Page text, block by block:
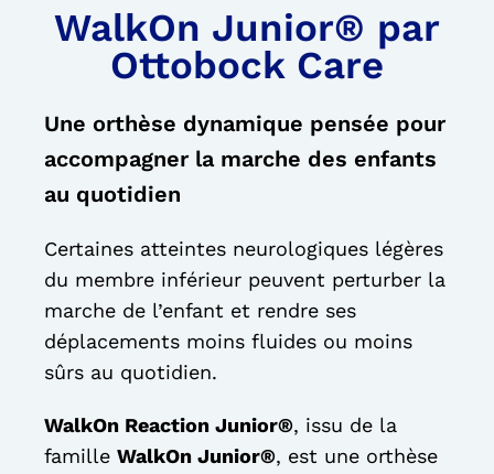
PARCOURS PATIENT
NOTRE RÉSEAU
WalkOn Junior® par
Ottobock Care
Une orthèse dynamique pensée pour
accompagner la marche des enfants
au quotidien
Certaines atteintes neurologiques légères
du membre inférieur peuvent perturber la
marche de l’enfant et rendre ses
déplacements moins fluides ou moins
sûrs au quotidien.
WalkOn Reaction Junior®, issu de la
famille WalkOn Junior®, est une orthèse